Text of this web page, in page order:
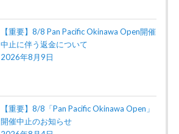
【重要】8/8 Pan Pacific Okinawa Open開催
中止に伴う返金について
2026年8月9日
【重要】8/8「Pan Pacific Okinawa Open」
開催中止のお知らせ